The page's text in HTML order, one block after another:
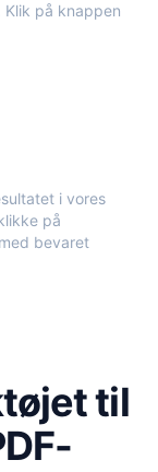
på knappen
i vores
på
bevaret
til